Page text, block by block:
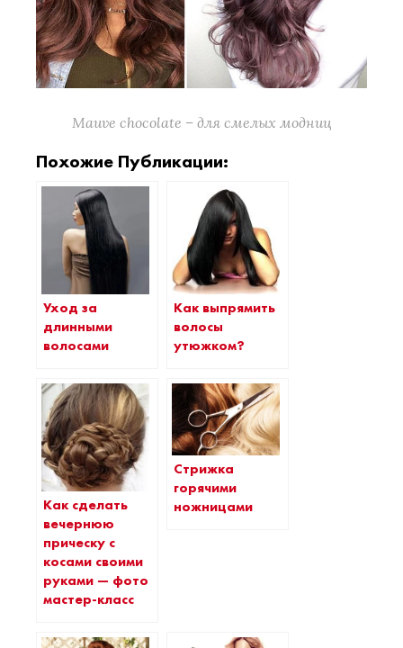
Mauve chocolate – для смелых модниц
Похожие Публикации:
Уход за
длинными
волосами
Как выпрямить
волосы
утюжком?
Как сделать
вечернюю
прическу с
косами своими
руками — фото
мастер-класс
Стрижка
горячими
ножницами